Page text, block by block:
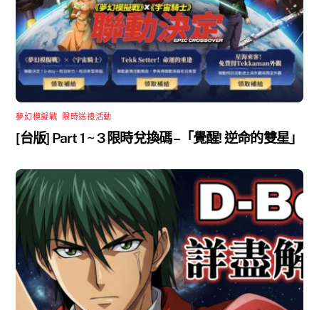
夢幻模擬戰 限時送禮活動
[台版] Part 1 ~ 3 限時兌換碼 –「覺醒! 逆命的雙星」